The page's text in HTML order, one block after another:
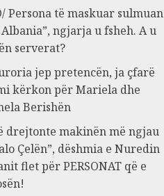
Persona të maskuar sulmuan
Albania”, ngjarja u fsheh. A u
serverat?
jep pretencën, ja çfarë
kërkon për Mariela dhe
Berishën
drejtonte makinën më ngjau
Çelën”, dëshmia e Nuredin
flet për PERSONAT që e